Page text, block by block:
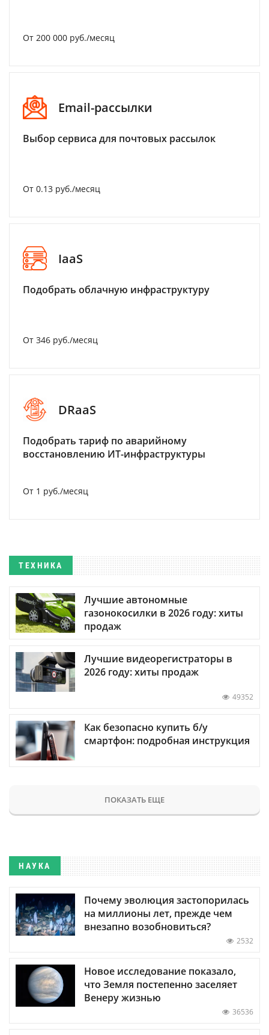
От 200 000 руб./месяц
Email-рассылки
Выбор сервиса для почтовых рассылок
От 0.13 руб./месяц
IaaS
Подобрать облачную инфраструктуру
От 346 руб./месяц
DRaaS
Подобрать тариф по аварийному
восстановлению ИТ-инфраструктуры
От 1 руб./месяц
ТЕХНИКА
Лучшие автономные
газонокосилки в 2026 году: хиты
продаж
Лучшие видеорегистраторы в
2026 году: хиты продаж
49352
Как безопасно купить б/у
смартфон: подробная инструкция
ПОКАЗАТЬ ЕЩЕ
НАУКА
Почему эволюция застопорилась
на миллионы лет, прежде чем
внезапно возобновиться?
2532
Новое исследование показало,
что Земля постепенно заселяет
Венеру жизнью
36536